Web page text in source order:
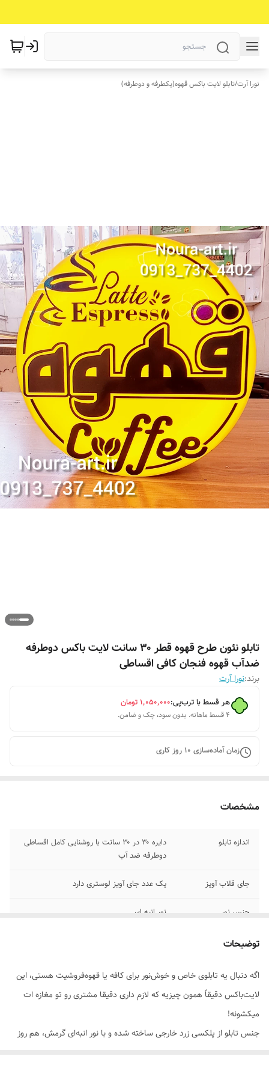
نورا آرت/تابلو لایت باکس قهوه(یکطرفه و دوطرفه)
تابلو نئون طرح قهوه قطر ۳۰ سانت لایت باکس دوطرفه
ضدآب قهوه فنجان کافی اقساطی
برند:نورا آرت
هر قسط با ترب‌پی:۱٬۰۵۰٬۰۰۰تومان
۴ قسط ماهانه. بدون سود، چک و ضامن.
زمان آماده‌سازی 10روز کاری
مشخصات
اندازه تابلو
دایره ۳۰ در ۳۰ سانت با روشنایی کامل اقساطی
دوطرفه ضد آب
جای قلاب آویز یک عدد جای آویز لوستری دارد
جنس نور نور انبه ای
روش نصب کردن
مناسب
کاملا ضد آب مناسب کافه قهوه فروشی رستوران
توضیحات
اگه دنبال یه تابلوی خاص و خوش‌نور برای کافه یا قهوه‌فروشیت هستی، این
لایت‌باکس دقیقاً همون چیزیه که لازم داری دقیقا مشتری رو تو مغازه ات
میکشونه!
جنس تابلو از پلکسی زرد خارجی ساخته شده و با نور انبه‌ای گرمش، هم روز